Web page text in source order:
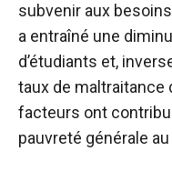
subvenir aux
a entraîné une
d’étudiants et,
taux de maltraitance
facteurs ont
pauvreté générale